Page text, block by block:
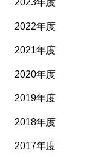
2023年度
2022年度
2021年度
2020年度
2019年度
2018年度
2017年度